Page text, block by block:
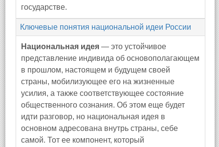
государстве.
Ключевые понятия национальной идеи России
Национальная идея — это устойчивое
представление индивида об основополагающем
в прошлом, настоящем и будущем своей
страны, мобилизующее его на жизненные
усилия, а также соответствующее состояние
общественного сознания. Об этом еще будет
идти разговор, но национальная идея в
основном адресована внутрь страны, себе
самой. Тот ее компонент, который